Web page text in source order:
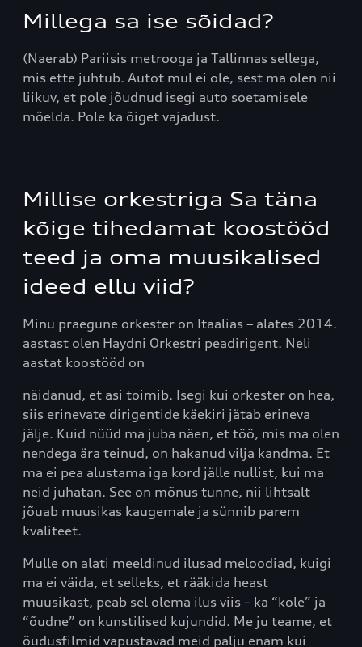
Millega sa ise sõidad?
(Naerab) Pariisis metrooga ja Tallinnas sellega,
mis ette juhtub. Autot mul ei ole, sest ma olen nii
liikuv, et pole jõudnud isegi auto soetamisele
mõelda. Pole ka õiget vajadust.
Millise orkestriga Sa täna
kõige tihedamat koostööd
teed ja oma muusikalised
ideed ellu viid?
Minu praegune orkester on Itaalias – alates 2014.
aastast olen Haydni Orkestri peadirigent. Neli
aastat koostööd on
näidanud, et asi toimib. Isegi kui orkester on hea,
siis erinevate dirigentide käekiri jätab erineva
jälje. Kuid nüüd ma juba näen, et töö, mis ma olen
nendega ära teinud, on hakanud vilja kandma. Et
ma ei pea alustama iga kord jälle nullist, kui ma
neid juhatan. See on mõnus tunne, nii lihtsalt
jõuab muusikas kaugemale ja sünnib parem
kvaliteet.
Mulle on alati meeldinud ilusad meloodiad, kuigi
ma ei väida, et selleks, et rääkida heast
muusikast, peab sel olema ilus viis – ka “kole” ja
“õudne” on kunstilised kujundid. Me ju teame, et
õudusfilmid vapustavad meid palju enam kui